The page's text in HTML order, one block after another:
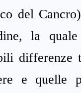
del
la
differenze
e quelle